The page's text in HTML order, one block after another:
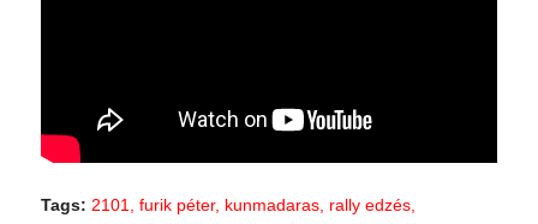
Tags: 2101 furik péter, kunmadaras, rally edzés,